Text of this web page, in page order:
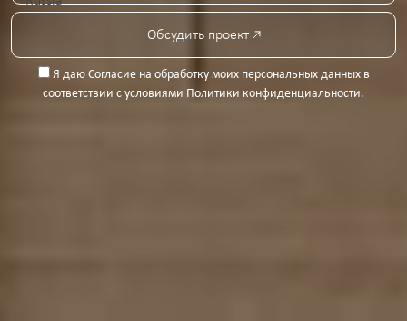
Обсудить проект
Я даю Согласие на обработку моих персональных данныхв
соответствии с условиями Политики конфиденциальности.